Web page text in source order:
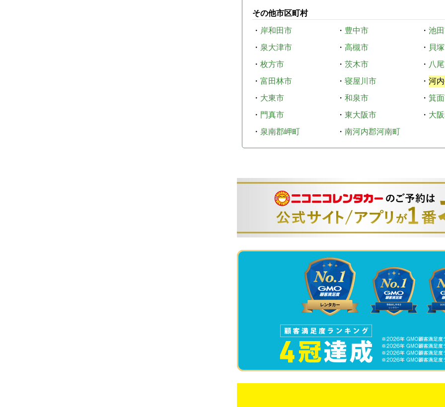
その他市区町村
・ 岸和田市 ・ 豊中市 ・ 池
・ 泉大津市 ・ 高槻市 ・ 貝
・ 枚方市 ・ 茨木市 ・ 八
・ 富田林市 ・ 寝屋川市 ・ 河
・ 大東市 ・ 和泉市 ・ 箕
・ 門真市 ・ 東大阪市 ・ 大
・ 泉南郡岬町 ・ 南河内郡河南町